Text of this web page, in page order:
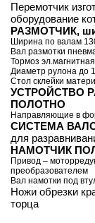
Перемотчик
оборудование
РАЗМОТЧИК,
Ширина по валам
Вал размотки
Тормоз
Диаметр рулона до
Стол склейки
УСТРОЙСТВО
ПОЛОТНО
Направляющие в
СИСТЕМА
для
НАМОТЧИК
Привод –
преобразователем
Вал намотки под
Ножи обрезки
торца